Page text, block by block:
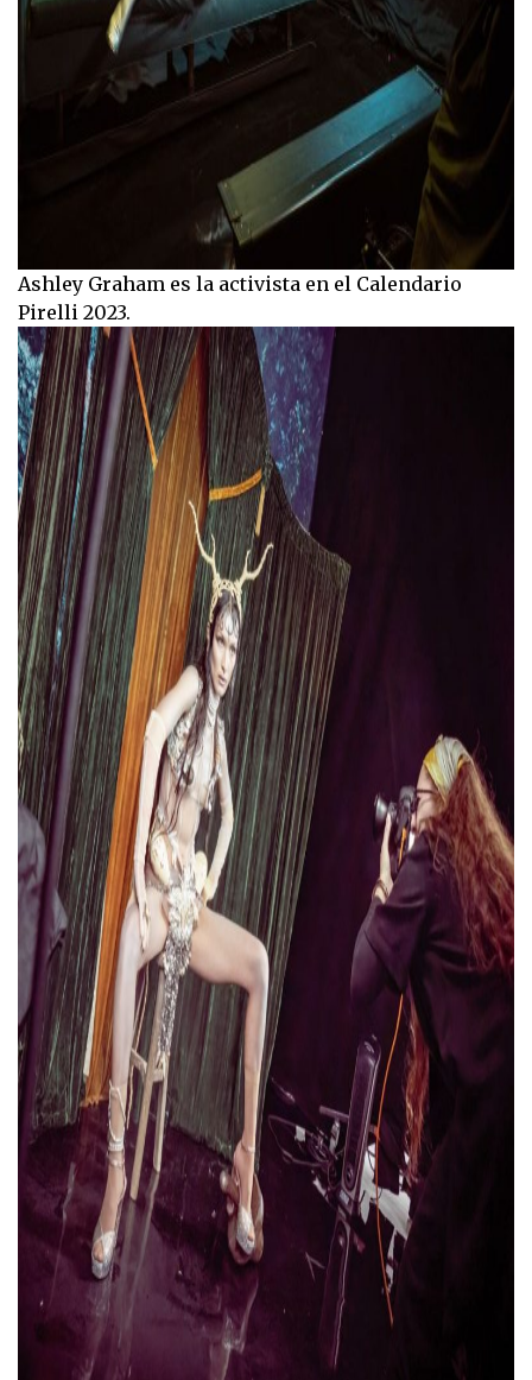
Ashley Graham es la activista en el Calendario
Pirelli 2023.